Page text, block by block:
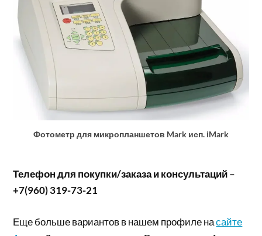
Фотометр для микропланшетов Mark исп. iMark
Телефон для покупки/заказа и консультаций –
+7(960) 319-73-21
Еще больше вариантов в нашем профиле насайте